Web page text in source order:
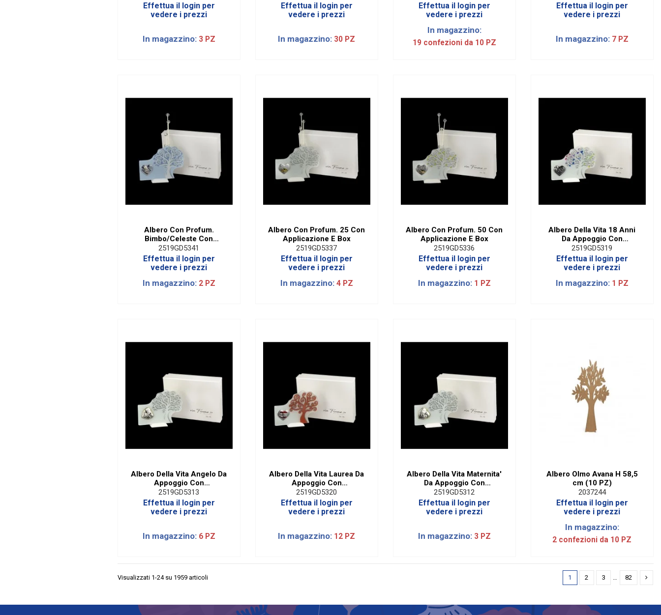
Effettua il login per
vedere i prezzi
In magazzino: 3 PZ
Effettua il login per
vedere i prezzi
In magazzino: 30 PZ
Effettua il login per
vedere i prezzi
In magazzino:
19 confezioni da 10 PZ
Effettua il login per
vedere i prezzi
In magazzino: 7 PZ
Albero Con Profum.
Bimbo/Celeste Con
Applicazione E Box
2519GD5341
Effettua il login per
vedere i prezzi
In magazzino: 2 PZ
Albero Con Profum. 25 Con
Applicazione E Box
2519GD5337
Effettua il login per
vedere i prezzi
In magazzino: 4 PZ
Albero Con Profum. 50 Con
Applicazione E Box
2519GD5336
Effettua il login per
vedere i prezzi
In magazzino: 1 PZ
Albero Della Vita 18 Anni
Da Appoggio Con
Applicazione Cuore E Box
2519GD5319
Effettua il login per
vedere i prezzi
In magazzino: 1 PZ
Albero Della Vita Angelo Da
Appoggio Con
Applicazione Cuore E Box
2519GD5313
Effettua il login per
vedere i prezzi
In magazzino: 6 PZ
Albero Della Vita Laurea Da
Appoggio Con
Applicazione Cuore E Box
2519GD5320
Effettua il login per
vedere i prezzi
In magazzino: 12 PZ
Albero Della Vita Maternita'
Da Appoggio Con
Applicazione Cuore E Box
2519GD5312
Effettua il login per
vedere i prezzi
In magazzino: 3 PZ
Albero Olmo Avana H 58,5
cm (10 PZ)
2037244
Effettua il login per
vedere i prezzi
In magazzino:
2 confezioni da 10 PZ
Visualizzati 1-24 su 1959 articoli 1 2 3 82